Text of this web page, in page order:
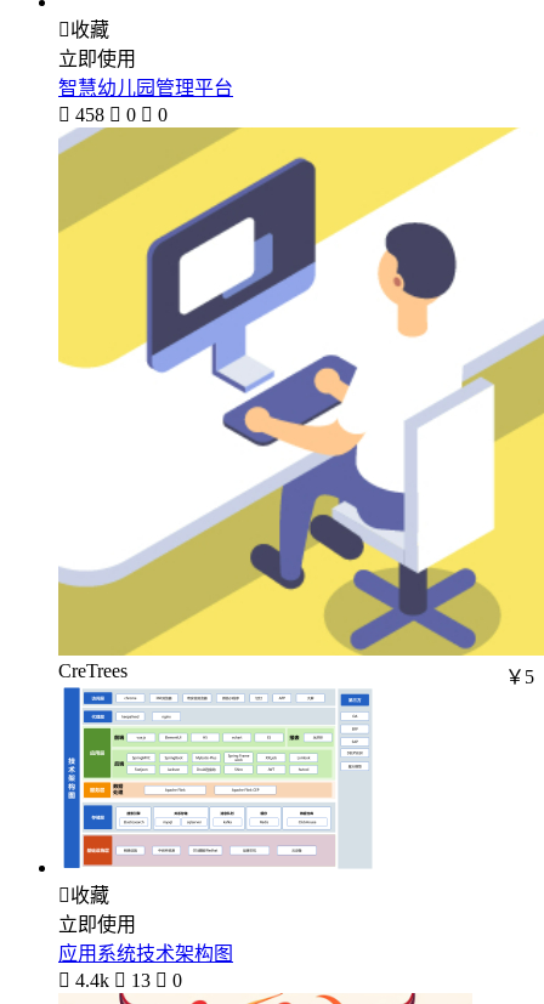
收藏
立即使用
智慧幼儿园管理平台
 458  0  0
CreTrees ￥5
收藏
立即使用
应用系统技术架构图
 4.4k  13  0